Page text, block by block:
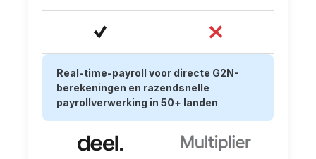
Real-time-payroll voor directe G2N-
berekeningen en razendsnelle
payrollverwerking in 50+ landen